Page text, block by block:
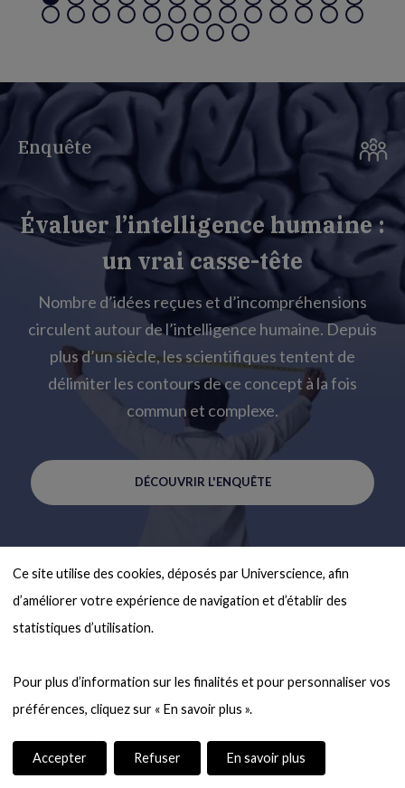
Ce site utilise des cookies, déposés par Universcience, afin
d’améliorer votre expérience de navigation et d’établir des
statistiques d’utilisation.
Pour plus d’information sur les finalités et pour personnaliser vos
Accepter Refuser En savoir plus
Enquête
Évaluer l’intelligence humaine :
un vrai casse-tête
Nombre d’idées reçues et d’incompréhensions
circulent autour de l’intelligence humaine. Depuis
plus d’un siècle, les scientifiques tentent de
délimiter les contours de ce concept à la fois
commun et complexe.
DÉCOUVRIR L'ENQUÊTE